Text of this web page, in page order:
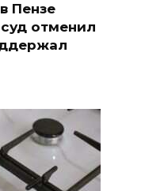
Пензе
отменил